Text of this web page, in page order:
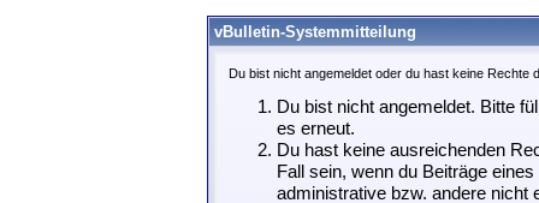
vBulletin-Systemmitteilung
Du bist nicht angemeldet oder du hast keine Rechte
Du bist nicht angemeldet. Bitte
es erneut.
Du hast keine ausreichenden
Fall sein, wenn du Beiträge
administrative bzw. andere nicht